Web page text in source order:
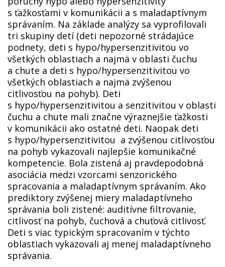
s ťažkosťami v komunikácii a s maladaptívnym
správaním. Na základe analýzy sa vyprofilovali
tri skupiny detí (deti nepozorné strádajúce
podnety, deti s hypo/hypersenzitivitou vo
všetkých oblastiach a najmä v oblasti čuchu
a chute a deti s hypo/hypersenzitivitou vo
všetkých oblastiach a najmä zvýšenou
citlivosťou na pohyb). Deti
s hypo/hypersenzitivitou a senzitivitou v oblasti
čuchu a chute mali značne výraznejšie ťažkosti
v komunikácii ako ostatné deti. Naopak deti
s hypo/hypersenzitivitou a zvýšenou citlivosťou
na pohyb vykazovali najlepšie komunikačné
kompetencie. Bola zistená aj pravdepodobná
asociácia medzi vzorcami senzorického
spracovania a maladaptívnym správaním. Ako
prediktory zvýšenej miery maladaptívneho
správania boli zistené: auditívne filtrovanie,
citlivosť na pohyb, čuchová a chuťová citlivosť.
Deti s viac typickým spracovaním v týchto
oblastiach vykazovali aj menej maladaptívneho
správania.